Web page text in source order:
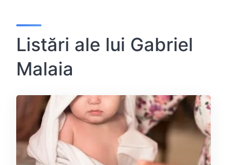
Listări ale lui Gabriel
Malaia